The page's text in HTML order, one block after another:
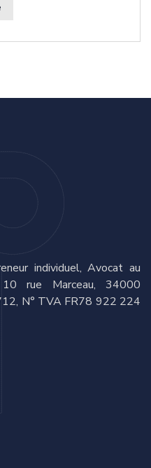
individuel, Avocat au
rue Marceau, 34000
N° TVA FR78 922 224